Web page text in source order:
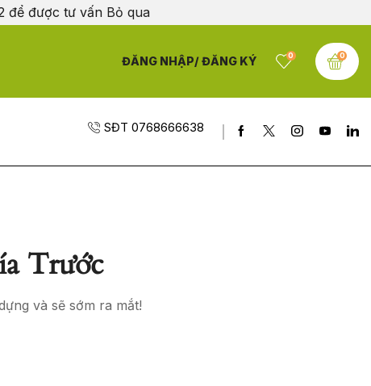
để được tư vấn Bỏ qua
ĐĂNG NHẬP/ ĐĂNG KÝ 0 0
SĐT 0768666638
Trước
và sẽ sớm ra mắt!